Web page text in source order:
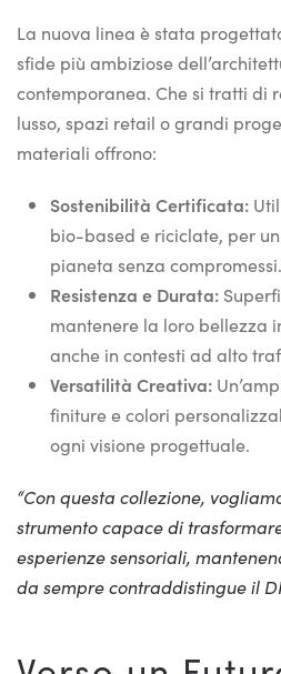
La nuova linea è stata
sfide più ambiziose
contemporanea. Che si tratti di
lusso, spazi retail o grandi
materiali offrono:
Sostenibilità Certificata:
bio-based e riciclate, per
pianeta senza compromessi.
Resistenza e Durata:
mantenere la loro bellezza
anche in contesti ad alto
Versatilità Creativa:
finiture e colori
ogni visione progettuale.
“Con questa collezione,
strumento capace di
esperienze sensoriali,
da sempre contraddistingue il